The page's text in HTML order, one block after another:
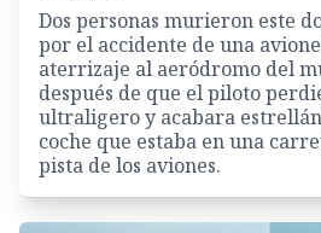
Dos personas murieron este
por el accidente de una
aterrizaje al aeródromo del
después de que el piloto
ultraligero y acabara
coche que estaba en una
pista de los aviones.